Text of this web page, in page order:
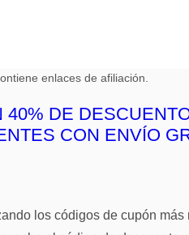
enlaces de afiliación.
DE
CON ENVÍO
los códigos de cupón